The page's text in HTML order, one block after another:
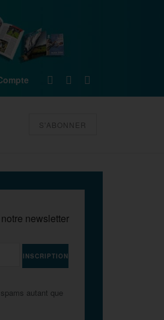
S'ABONNER
newsletter
autant que